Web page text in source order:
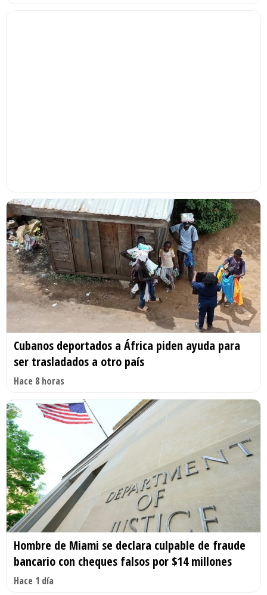
Cubanos deportados a África piden ayuda para
ser trasladados a otro país
Hace 8 horas
Hombre de Miami se declara culpable de fraude
bancario con cheques falsos por $14 millones
Hace 1 día